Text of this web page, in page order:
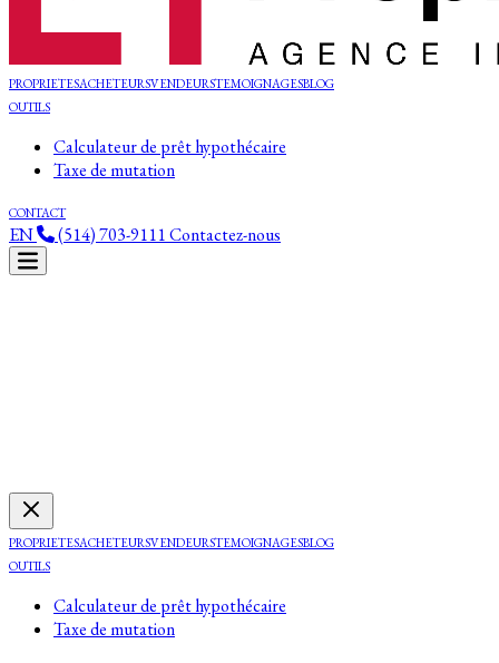
PROPRIETESACHETEURSVENDEURSTEMOIGNAGESBLOG
OUTILS
Calculateur de prêt hypothécaire
Taxe de mutation
CONTACT
EN (514) 703-9111Contactez-nous
PROPRIETESACHETEURSVENDEURSTEMOIGNAGESBLOG
OUTILS
Calculateur de prêt hypothécaire
Taxe de mutation